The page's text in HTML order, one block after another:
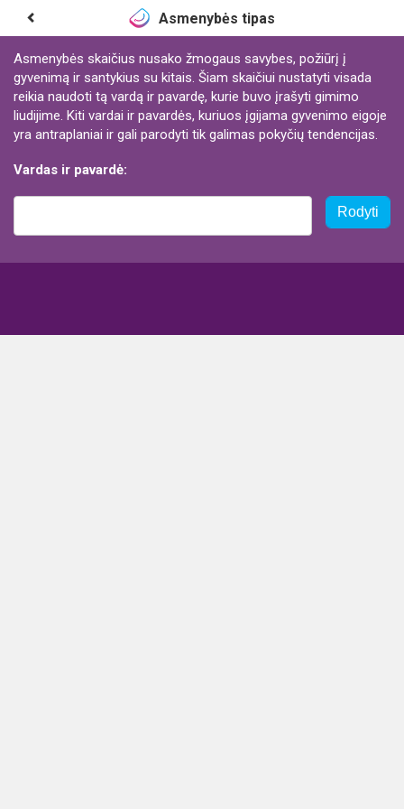
Asmenybės tipas
Asmenybės skaičius nusako žmogaus savybes, požiūrį į
gyvenimą ir santykius su kitais. Šiam skaičiui nustatyti visada
reikia naudoti tą vardą ir pavardę, kurie buvo įrašyti gimimo
liudijime. Kiti vardai ir pavardės, kuriuos įgijama gyvenimo eigoje
yra antraplaniai ir gali parodyti tik galimas pokyčių tendencijas.
Vardas ir pavardė:
Rodyti